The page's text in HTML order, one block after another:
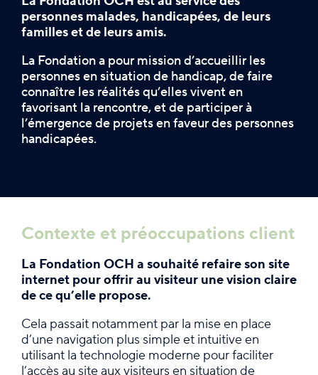
personnes malades, handicapées, de leurs
familles et de leurs amis.
La Fondation a pour mission d’accueillir les
personnes en situation de handicap, de faire
connaître les réalités qu’elles vivent en
favorisant la rencontre, et de participer à
l’émergence de projets en faveur des personnes
handicapées.
Contexte et préoccupations client
La Fondation OCH a souhaité refaire son site
internet pour offrir au visiteur une vision claire
de ce qu’elle propose.
Cela passait notamment par la mise en place
d’une navigation plus simple et intuitive en
utilisant la technologie moderne pour faciliter
l’accès au site aux visiteurs en situation de